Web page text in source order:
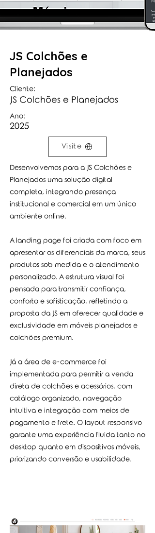
JS Colchões e
Planejados
Cliente:
JS Colchões e Planejados
Ano:
2025
Visite
Desenvolvemos para a JS Colchões e
Planejados uma solução digital
completa, integrando presença
institucional e comercial em um único
ambiente online.
A landing page foi criada com foco em
apresentar os diferenciais da marca, seus
produtos sob medida e o atendimento
personalizado. A estrutura visual foi
pensada para transmitir confiança,
conforto e sofisticação, refletindo a
proposta da JS em oferecer qualidade e
exclusividade em móveis planejados e
colchões premium.
Já a área de e-commerce foi
implementada para permitir a venda
direta de colchões e acessórios, com
catálogo organizado, navegação
intuitiva e integração com meios de
pagamento e frete. O layout responsivo
garante uma experiência fluida tanto no
desktop quanto em dispositivos móveis,
priorizando conversão e usabilidade.